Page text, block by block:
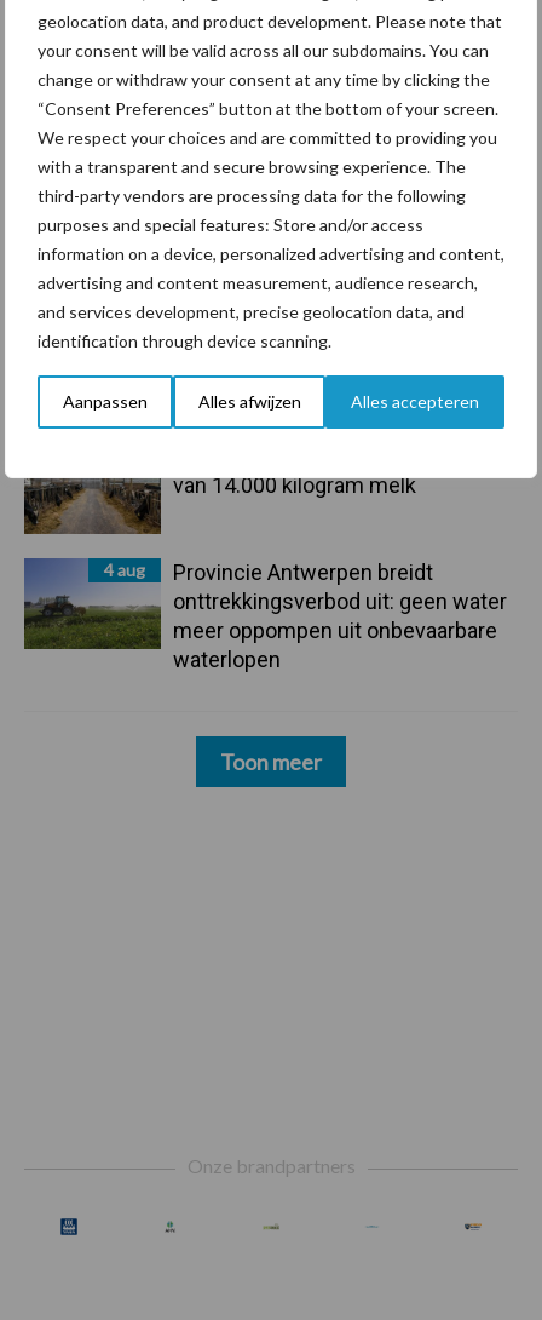
geolocation data, and product development. Please note that
your consent will be valid across all our subdomains. You can
change or withdraw your consent at any time by clicking the
“Consent Preferences” button at the bottom of your screen.
We respect your choices and are committed to providing you
with a transparent and secure browsing experience. The
third-party vendors are processing data for the following
purposes and special features: Store and/or access
information on a device, personalized advertising and content,
advertising and content measurement, audience research,
and services development, precise geolocation data, and
identification through device scanning.
Aanpassen Alles afwijzen Alles accepteren
Sidebar
6 aug
BoviMove zorgt voor eenvoudige,
sluitende en betrouwbare
traceerbaarheid van
rundveetransporten
6 aug
Tien praktische tips voor een
langere levensduur
“Vraag naar praktische
groter dan ooit”
van 14.000 kilogram melk
4 aug
Provincie Antwerpen breidt
onttrekkingsverbod uit: geen water
meer oppompen uit onbevaarbare
waterlopen
Toon meer
Onze brandpartners